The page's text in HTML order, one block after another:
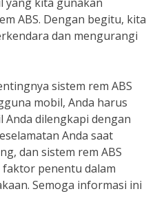
ABS. Dengan begitu, kita
dan mengurangi
sistem rem ABS
mobil, Anda harus
Anda dilengkapi dengan
Anda saat
dan sistem rem ABS
penentu dalam
Semoga informasi ini